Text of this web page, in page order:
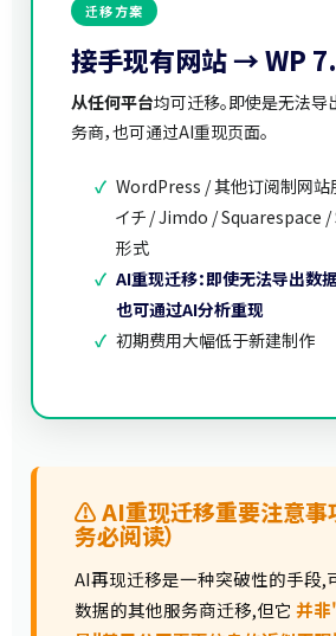
迁移方案
接手现有网站 → WP
从任何平台均可迁移。即使是无法
务商，也可通过AI重现页面。
✓ WordPress / 其他订阅制网站
イチ / Jimdo / Squarespace /
形式
✓ AI重现迁移：即使无法导出数
也可通过AI分析重现
✓ 初期费用大幅低于新建制作
⚠ AI重现迁移重要注意事
务必阅读）
AI再现迁移是一种突破性的手段,
数据的其他服务商迁移,但它 并